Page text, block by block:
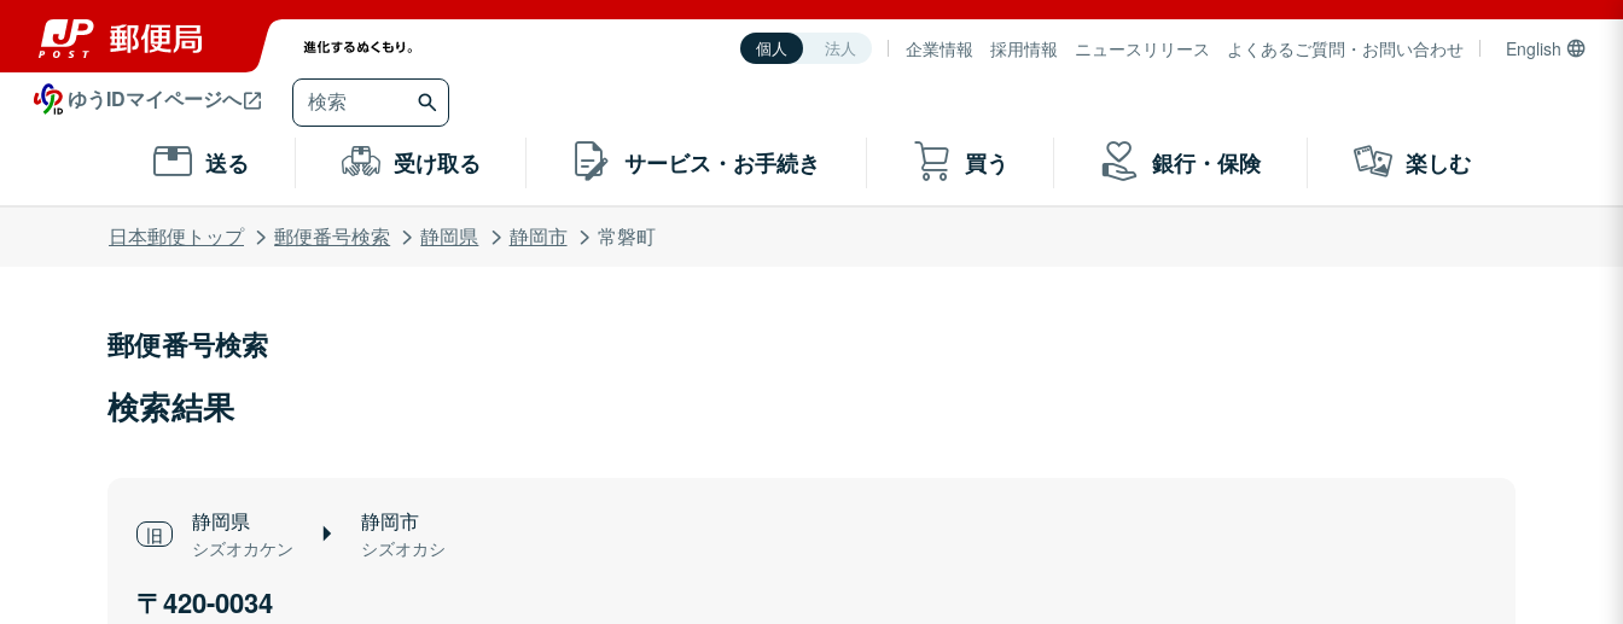
個人 法人 企業情報 採用情報 ニュースリリース よくあるご質問・お問い合わせ English
ゆうIDマイページへ
送る 受け取る サービス・お手続き 買う 銀行・保険 楽しむ
日本郵便トップ 郵便番号検索 静岡県 静岡市 常磐町
郵便番号検索
検索結果
静岡県
シズオカケン
静岡市
シズオカシ
420-0034